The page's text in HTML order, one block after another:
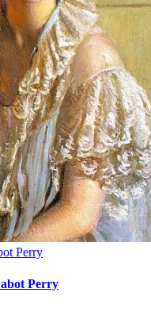
Perry
Perry